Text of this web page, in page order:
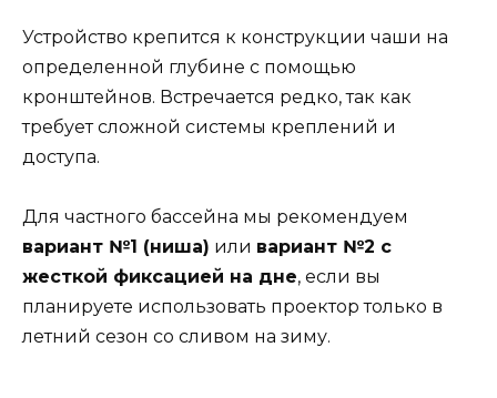
Устройство крепится к конструкции чаши на
определенной глубине с помощью
кронштейнов. Встречается редко, так как
требует сложной системы креплений и
доступа.
Для частного бассейна мы рекомендуем
вариант №1 (ниша) или вариант №2 с
жесткой фиксацией на дне, если вы
планируете использовать проектор только в
летний сезон со сливом на зиму.